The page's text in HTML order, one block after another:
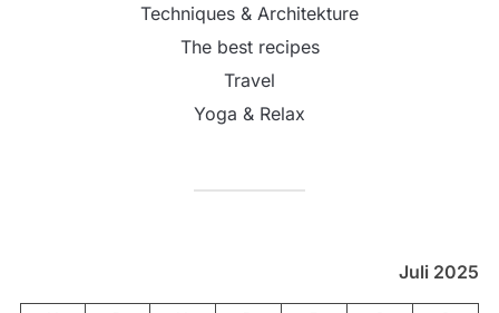
Techniques & Architekture
The best recipes
Travel
Yoga & Relax
Juli 2025